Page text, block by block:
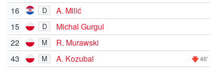
16
D
A. Milić
15
D
Michal Gurgul
22
M
R. Murawski
43
M A. Kozubal 46'